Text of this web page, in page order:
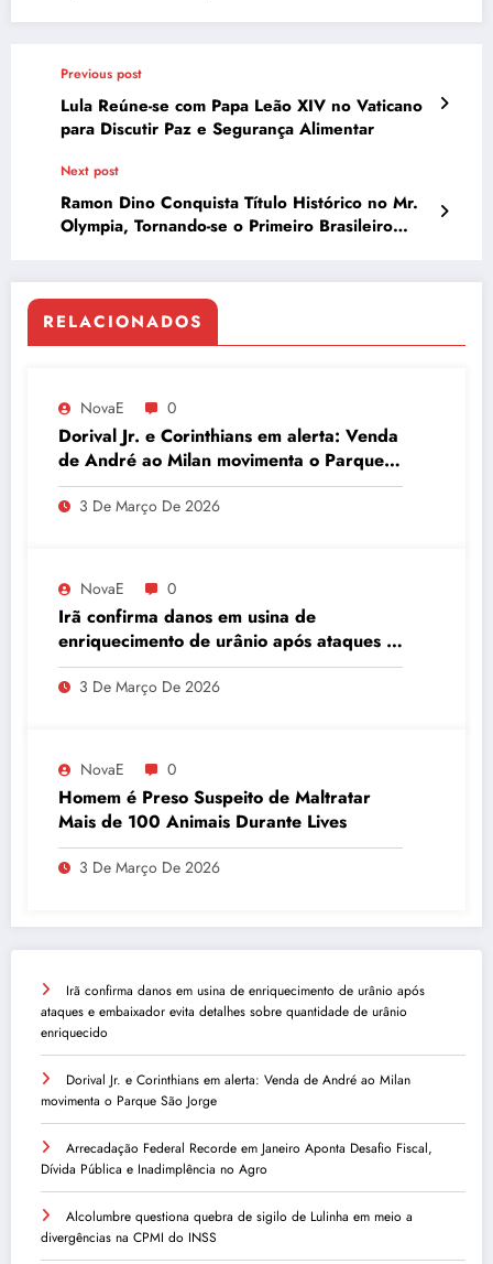
Previous post
Lula Reúne-se com Papa Leão XIV no Vaticano
para Discutir Paz e Segurança Alimentar
Next post
Ramon Dino Conquista Título Histórico no Mr.
Olympia, Tornando-se o Primeiro Brasileiro
RELACIONADOS
NovaE 0
Dorival Jr. e Corinthians em alerta: Venda
de André ao Milan movimenta o Parque
São Jorge
3 De Março De 2026
NovaE 0
Irã confirma danos em usina de
enriquecimento de urânio após ataques e
embaixador evita detalhes sobre
quantidade de urânio enriquecido
3 De Março De 2026
NovaE 0
Homem é Preso Suspeito de Maltratar
Mais de 100 Animais Durante Lives
3 De Março De 2026
Irã confirma danos em usina de enriquecimento de urânio após
ataques e embaixador evita detalhes sobre quantidade de urânio
enriquecido
Dorival Jr. e Corinthians em alerta: Venda de André ao Milan
movimenta o Parque São Jorge
Arrecadação Federal Recorde em Janeiro Aponta Desafio Fiscal,
Dívida Pública e Inadimplência no Agro
Alcolumbre questiona quebra de sigilo de Lulinha em meio a
divergências na CPMI do INSS